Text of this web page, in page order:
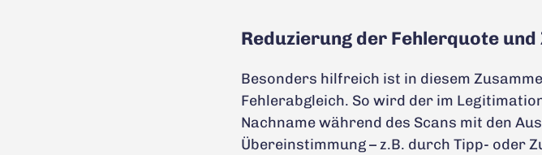
Reduzierung der Fehlerquote
Besonders hilfreich ist in diesem
Fehlerabgleich. So wird der im
Nachname während des Scans mit den
Übereinstimmung – z.B. durch Tipp- oder